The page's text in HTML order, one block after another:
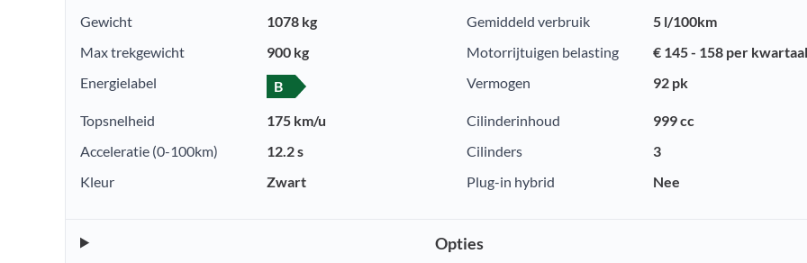
Gewicht
1078 kg Gemiddeld verbruik
5 l/100km
Max trekgewicht
900 kg Motorrijtuigen belasting
€ 145 - 158 per kwartaal
Energielabel
B Vermogen 92 pk
Topsnelheid 175 km/u Cilinderinhoud
999 cc
Acceleratie (0-100km)
12.2 s Cilinders
3
Kleur
Zwart Plug-in hybrid Nee
Opties